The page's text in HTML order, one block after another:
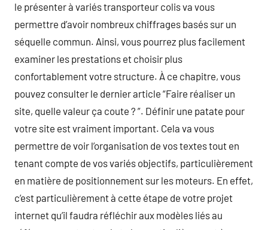
le présenter à variés transporteur colis va vous
permettre d’avoir nombreux chiffrages basés sur un
séquelle commun. Ainsi, vous pourrez plus facilement
examiner les prestations et choisir plus
confortablement votre structure. À ce chapitre, vous
pouvez consulter le dernier article “Faire réaliser un
site, quelle valeur ça coute ? ”. Définir une patate pour
votre site est vraiment important. Cela va vous
permettre de voir l’organisation de vos textes tout en
tenant compte de vos variés objectifs, particulièrement
en matière de positionnement sur les moteurs. En effet,
c’est particulièrement à cette étape de votre projet
internet qu’il faudra réfléchir aux modèles liés au